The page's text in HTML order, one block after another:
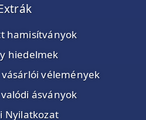
hamisítványok
hiedelmek
vásárlói vélemények
ásványok
Nyilatkozat